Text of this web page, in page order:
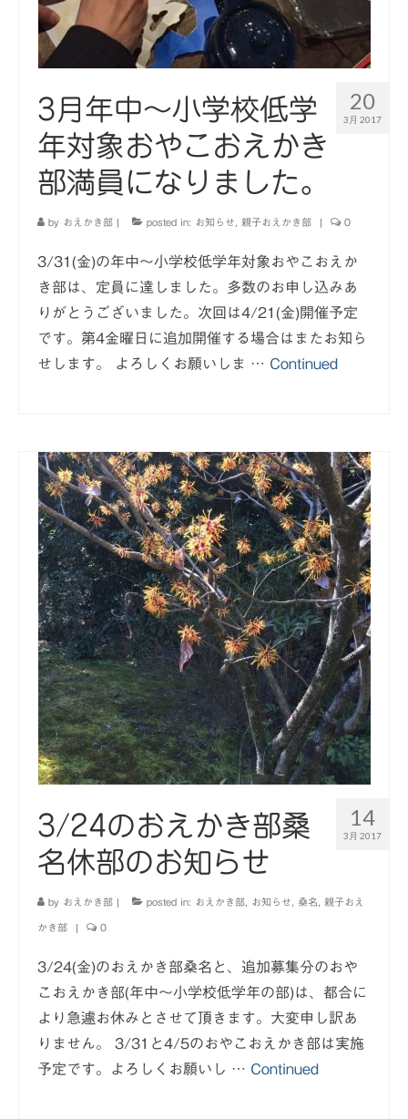
20
3月 2017
3月年中～小学校低学
年対象おやこおえかき
部満員になりました。
by おえかき部 | posted in: お知らせ 親子おえかき部 | 0
3/31(金)の年中～小学校低学年対象おやこおえか
き部は、定員に達しました。多数のお申し込みあ
りがとうございました。次回は4/21(金)開催予定
です。第4金曜日に追加開催する場合はまたお知ら
せします。 よろしくお願いしま … Continued
14
3月 2017
3/24のおえかき部桑
名休部のお知らせ
by おえかき部 | posted in: おえかき部 お知らせ 桑名 親子おえ
かき部 | 0
3/24(金)のおえかき部桑名と、追加募集分のおや
こおえかき部(年中〜小学校低学年の部)は、都合に
より急遽お休みとさせて頂きます。大変申し訳あ
りません。 3/31と4/5のおやこおえかき部は実施
予定です。よろしくお願いし … Continued